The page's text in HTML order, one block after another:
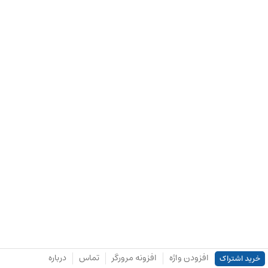
خرید اشتراک افزودن واژه افزونه مرورگر تماس درباره